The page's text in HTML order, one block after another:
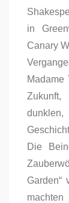
in
Canary
Madame
Die
Garden“